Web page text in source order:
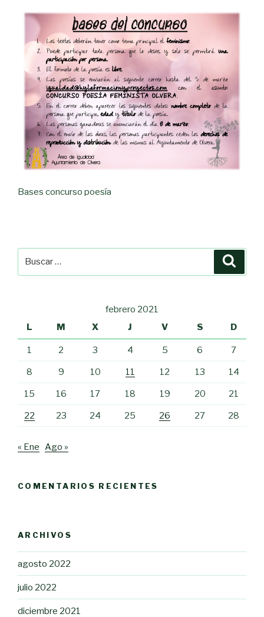
Bases concurso poesía
febrero 2021
L
M X J V S D
1 2 3 4 5 6 7
8 9 10 11 12 13 14
15 16 17 18 19 20 21
22 23 24 25 26 27 28
« Ene Ago »
COMENTARIOS RECIENTES
ARCHIVOS
agosto 2022
julio 2022
diciembre 2021